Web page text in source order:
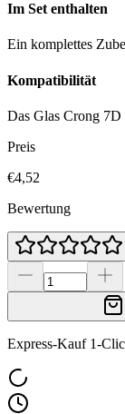
Im Set enthalten
Ein komplettes
Kompatibilität
Das Glas Crong
Preis
€4,52
Bewertung
Express-Kauf 1-